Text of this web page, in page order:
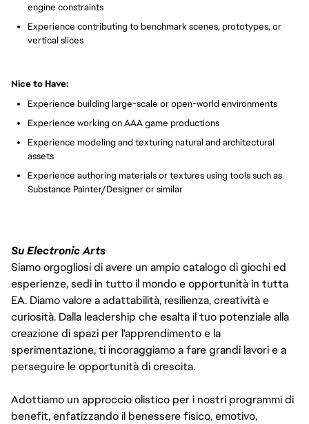
engine constraints
Experience contributing to benchmark scenes, prototypes, or
vertical slices
Nice to Have:
Experience building large-scale or open-world environments
Experience working on AAA game productions
Experience modeling and texturing natural and architectural
assets
Experience authoring materials or textures using tools such as
Substance Painter/Designer or similar
Su Electronic Arts
Siamo orgogliosi di avere un ampio catalogo di giochi ed
esperienze, sedi in tutto il mondo e opportunità in tutta
EA. Diamo valore a adattabilità, resilienza, creatività e
curiosità. Dalla leadership che esalta il tuo potenziale alla
creazione di spazi per l'apprendimento e la
sperimentazione, ti incoraggiamo a fare grandi lavori e a
perseguire le opportunità di crescita.
Adottiamo un approccio olistico per i nostri programmi di
benefit, enfatizzando il benessere fisico, emotivo,